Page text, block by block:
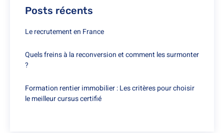
Posts récents
Le recrutement en France
Quels freins à la reconversion et comment les surmonter
?
Formation rentier immobilier : Les critères pour choisir
le meilleur cursus certifié